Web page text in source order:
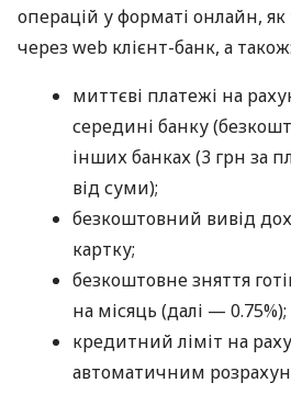
операцій у форматі онлайн, як
через web клієнт-банк, а також:
миттєві платежі на
середині банку
інших банках (3 грн за
від суми);
безкоштовний вивід
картку;
безкоштовне зняття
на місяць (далі — 0.75%);
кредитний ліміт на
автоматичним